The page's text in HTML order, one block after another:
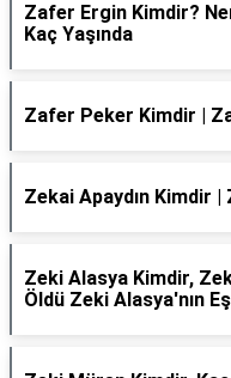
Zafer Ergin Kimdir?
Kaç Yaşında
Zafer Peker Kimdir |
Zekai Apaydın Kimdir
Zeki Alasya Kimdir,
Öldü Zeki Alasya'nın